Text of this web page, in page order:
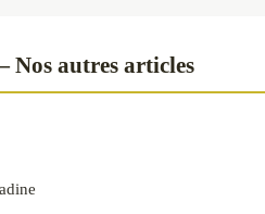
Nos autres articles